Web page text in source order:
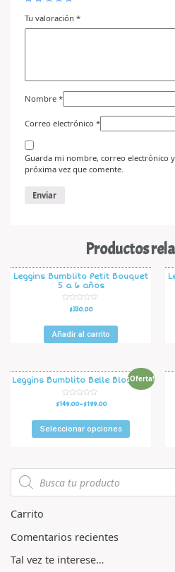
Tu valoración *
Nombre *
Correo electrónico *
Guarda mi nombre, correo electrónico
próxima vez que comente.
Productos
Leggins Bumblito Petit Bouquet
5 a 6 años
o
r
a
d
0
d
e
5
$330.00
Añadir al carrito
¡Oferta!
Leggins Bumblito Belle Blossom
V
a
o
r
a
d
5
$149.00–$199.00
Seleccionar opciones
Carrito
Comentarios recientes
Tal vez te interese…